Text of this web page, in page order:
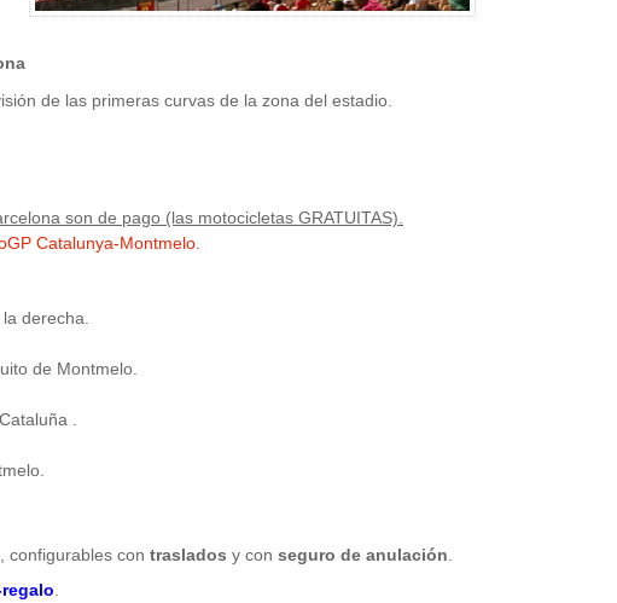
de las primeras curvas de la zona del estadio.
son de pago (las motocicletas GRATUITAS).
Catalunya-Montmelo.
derecha.
de Montmelo.
.
configurables con traslados y con seguro de anulación